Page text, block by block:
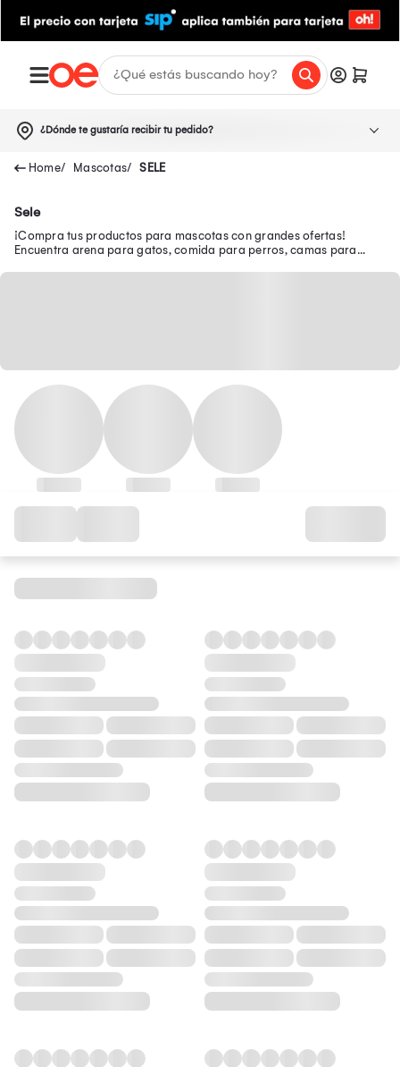
¿Dónde te gustaría recibir tu pedido?
Mascotas SELE
Sele
¡Compra tus productos para mascotas con grandes ofertas!
Encuentra arena para gatos, comida para perros, camas para